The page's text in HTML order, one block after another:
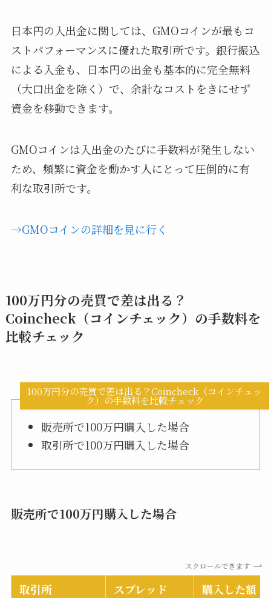
日本円の入出金に関しては、GMOコインが最もコ
ストパフォーマンスに優れた取引所です。銀行振込
による入金も、日本円の出金も基本的に完全無料
（大口出金を除く）で、余計なコストをきにせず
資金を移動できます。
GMOコインは入出金のたびに手数料が発生しない
ため、頻繁に資金を動かす人にとって圧倒的に有
利な取引所です。
→GMOコインの詳細を見に行く
100万円分の売買で差は出る？
Coincheck（コインチェック）の手数料を
比較チェック
100万円分の売買で差は出る？Coincheck（コインチェッ
ク）の手数料を比較チェック
販売所で100万円購入した場合
取引所で100万円購入した場合
販売所で100万円購入した場合
スクロールできます
取引所 スプレッド
購入した額